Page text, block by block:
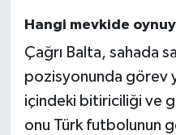
Hangi mevkide
Çağrı Balta, sahada
pozisyonunda görev
içindeki bitiriciliği ve
onu Türk futbolunun